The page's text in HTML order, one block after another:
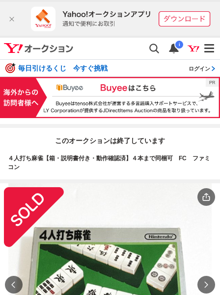
i
毎日引けるくじ 今すぐ挑戦 ログイン
このオークションは終了しています
４人打ち麻雀【箱・説明書付き・動作確認済】４本まで同梱可 FC ファミ
コン